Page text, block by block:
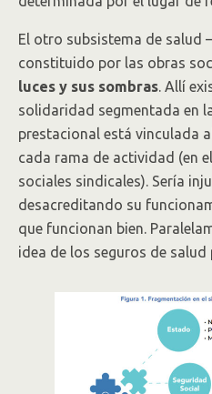
El otro subsistema de salud
constituido por las obras
luces y sus sombras. Allí
solidaridad segmentada en
prestacional está vinculada
cada rama de actividad (en
sociales sindicales). Sería
desacreditando su
que funcionan bien.
idea de los seguros de salud